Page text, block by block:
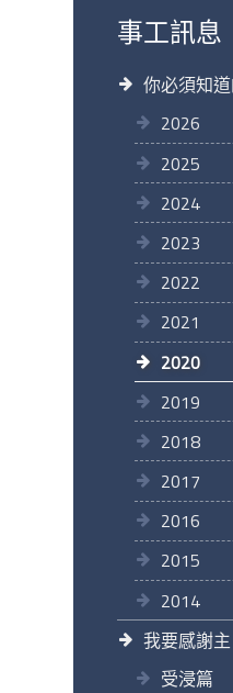
事工訊息
你必須知
2026
2025
2024
2023
2022
2021
2020
2019
2018
2017
2016
2015
2014
我要感謝主
受浸篇